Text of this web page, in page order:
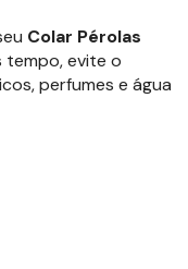
Colar Pérolas
tempo, evite o
perfumes e água